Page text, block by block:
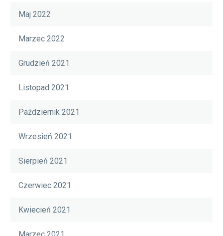
Maj 2022
Marzec 2022
Grudzień 2021
Listopad 2021
Październik 2021
Wrzesień 2021
Sierpień 2021
Czerwiec 2021
Kwiecień 2021
Marzec 2021